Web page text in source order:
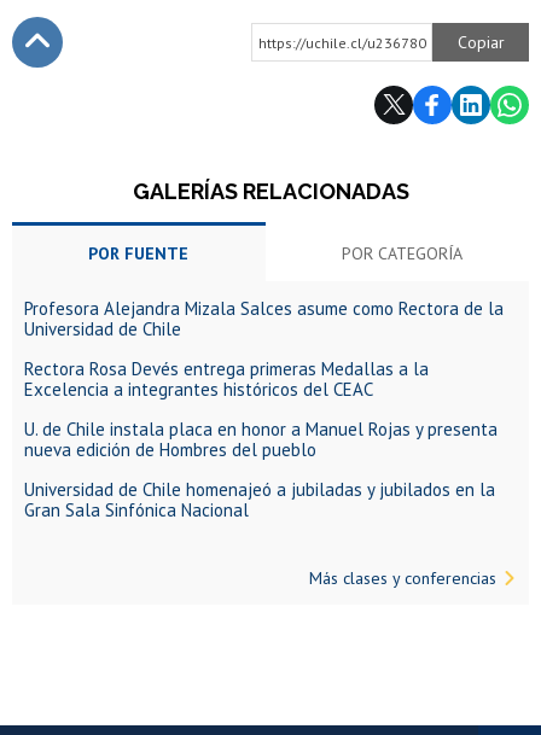
https://uchile.cl/u236780 Copiar
GALERÍAS RELACIONADAS
POR FUENTE POR CATEGORÍA
Profesora Alejandra Mizala Salces asume como Rectora de la
Universidad de Chile
Rectora Rosa Devés entrega primeras Medallas a la
Excelencia a integrantes históricos del CEAC
U. de Chile instala placa en honor a Manuel Rojas y presenta
nueva edición de Hombres del pueblo
Universidad de Chile homenajeó a jubiladas y jubilados en la
Gran Sala Sinfónica Nacional
Más clases y conferencias